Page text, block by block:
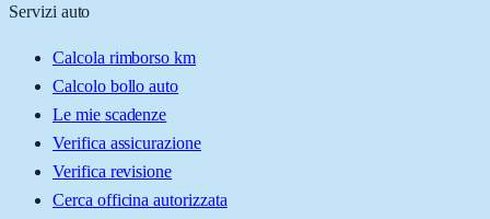
Servizi auto
Calcola rimborso km
Calcolo bollo auto
Le mie scadenze
Verifica assicurazione
Verifica revisione
Cerca officina autorizzata